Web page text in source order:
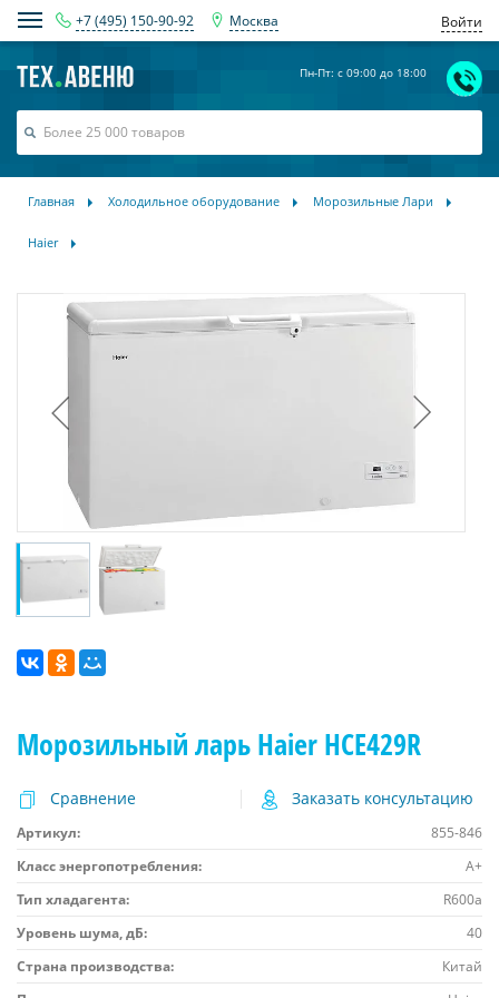
+7 (495) 150-90-92 Москва Войти
Пн-Пт: с 09:00 до 18:00
Главная Холодильное оборудование Морозильные Лари
Haier
Морозильный ларь Haier HCE429R
Сравнение Заказать консультацию
Артикул:
855-846
Класс энергопотребления:
A+
Тип хладагента:
R600а
Уровень шума, дБ:
40
Страна производства:
Китай